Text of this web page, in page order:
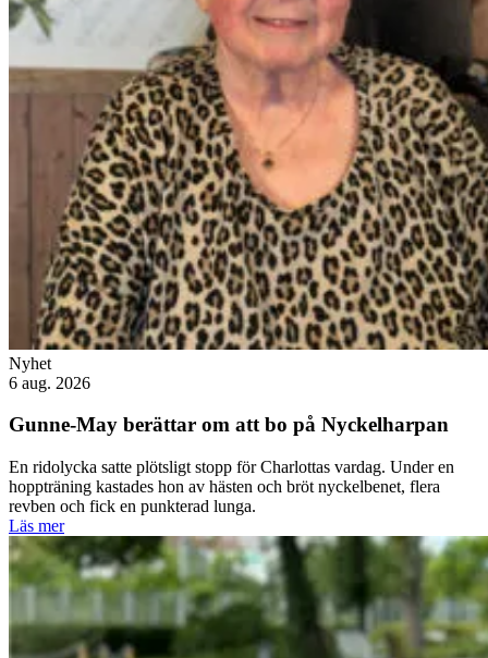
Nyhet
6 aug. 2026
Gunne-May berättar om att bo på Nyckelharpan
En ridolycka satte plötsligt stopp för Charlottas vardag. Under en
hoppträning kastades hon av hästen och bröt nyckelbenet, flera
revben och fick en punkterad lunga.
Läs mer